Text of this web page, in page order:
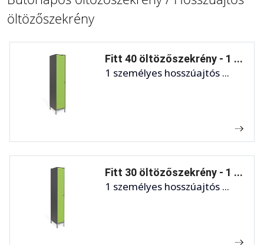
öltözőszekrény
Fitt 40 öltözőszekrény - 1 ...
1 személyes hosszúajtós ...
Fitt 30 öltözőszekrény - 1 ...
1 személyes hosszúajtós ...